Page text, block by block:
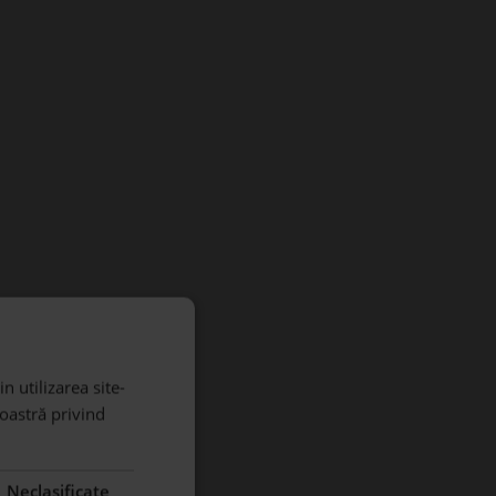
utilizarea site-
privind
Neclasificate